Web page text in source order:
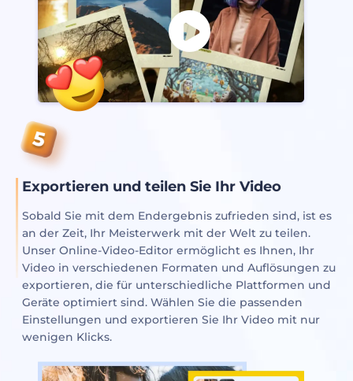
Exportieren und teilen Sie Ihr Video
Sobald Sie mit dem Endergebnis zufrieden sind, ist es
an der Zeit, Ihr Meisterwerk mit der Welt zu teilen.
Unser Online-Video-Editor ermöglicht es Ihnen, Ihr
Video in verschiedenen Formaten und Auflösungen zu
exportieren, die für unterschiedliche Plattformen und
Geräte optimiert sind. Wählen Sie die passenden
Einstellungen und exportieren Sie Ihr Video mit nur
wenigen Klicks.